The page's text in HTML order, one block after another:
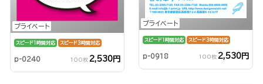
プライベート
スピード1時間対応 スピード3時間対応
p-0240 100枚 2,530円
プライベート
スピード1時間対応 スピード3時間対応
p-0918 100枚 2,530円